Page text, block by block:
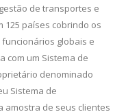
de transportes e
países cobrindo os
globais e
com um Sistema de
denominado
Sistema de
amostra de seus clientes